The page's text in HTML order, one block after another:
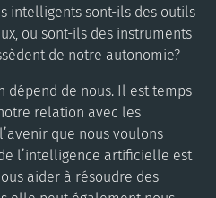
intelligents sont-ils des outils
ou sont-ils des instruments
de notre autonomie?
dépend de nous. Il est temps
relation avec les
que nous voulons
l’intelligence artificielle est
aider à résoudre des